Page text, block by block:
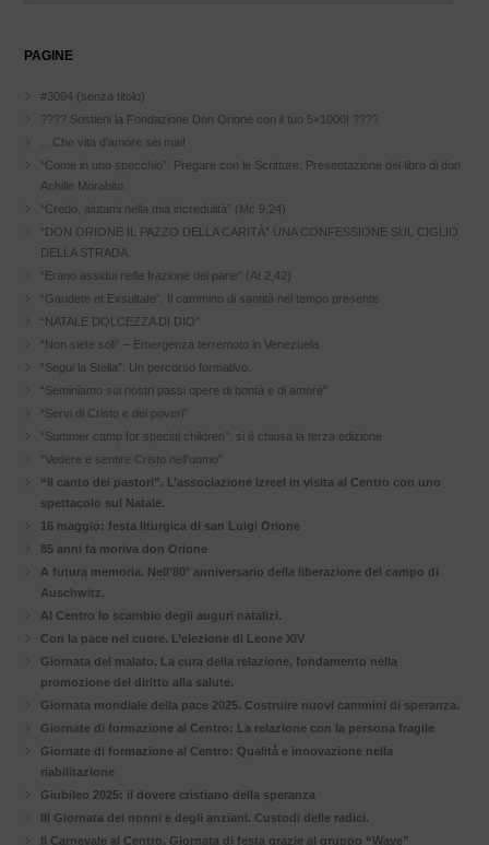
PAGINE
#3094 (senza titolo)
???? Sostieni la Fondazione Don Orione con il tuo 5×1000! ????
…Che vita d’amore sei mai!
“Come in uno specchio”. Pregare con le Scritture. Presentazione del libro di don
Achille Morabito.
“Credo, aiutami nella mia incredulità” (Mc 9,24)
“DON ORIONE IL PAZZO DELLA CARITÀ” UNA CONFESSIONE SUL CIGLIO
DELLA STRADA
“Erano assidui nella frazione del pane” (At 2,42)
“Gaudete et Exsultate”. Il cammino di santità nel tempo presente
“NATALE DOLCEZZA DI DIO”
“Non siete soli” – Emergenza terremoto in Venezuela
“Segui la Stella”. Un percorso formativo.
“Seminiamo sui nostri passi opere di bontà e di amore”
“Servi di Cristo e dei poveri”
“Summer camp for special children”: si è chiusa la terza edizione
“Vedere e sentire Cristo nell’uomo”
“Il canto dei pastori”. L’associazione Izreel in visita al Centro con uno
spettacolo sul Natale.
16 maggio: festa liturgica di san Luigi Orione
85 anni fa moriva don Orione
A futura memoria. Nell’80° anniversario della liberazione del campo di
Auschwitz.
Al Centro lo scambio degli auguri natalizi.
Con la pace nel cuore. L’elezione di Leone XIV
Giornata del malato. La cura della relazione, fondamento nella
promozione del diritto alla salute.
Giornata mondiale della pace 2025. Costruire nuovi cammini di speranza.
Giornate di formazione al Centro: La relazione con la persona fragile
Giornate di formazione al Centro: Qualità e innovazione nella
riabilitazione
Giubileo 2025: il dovere cristiano della speranza
III Giornata dei nonni e degli anziani. Custodi delle radici.
Il Carnevale al Centro. Giornata di festa grazie al gruppo “Wave”